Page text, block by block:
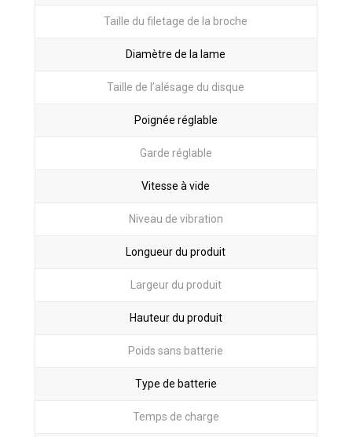
Taille du filetage de la broche
Diamètre de la lame
Taille de l’alésage du disque
Poignée réglable
Garde réglable
Vitesse à vide
Niveau de vibration
Longueur du produit
Largeur du produit
Hauteur du produit
Poids sans batterie
Type de batterie
Temps de charge